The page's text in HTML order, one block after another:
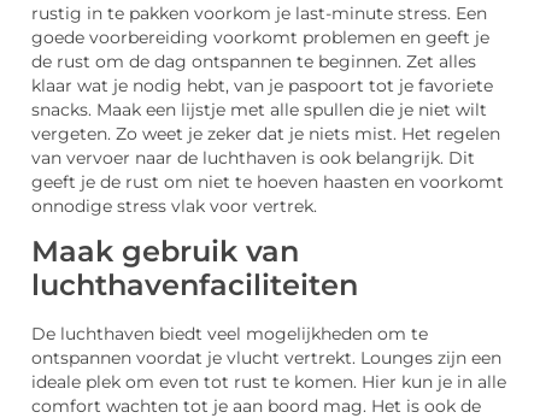
rustig in te pakken voorkom je last-minute stress. Een
goede voorbereiding voorkomt problemen en geeft je
de rust om de dag ontspannen te beginnen. Zet alles
klaar wat je nodig hebt, van je paspoort tot je favoriete
snacks. Maak een lijstje met alle spullen die je niet wilt
vergeten. Zo weet je zeker dat je niets mist. Het regelen
van vervoer naar de luchthaven is ook belangrijk. Dit
geeft je de rust om niet te hoeven haasten en voorkomt
onnodige stress vlak voor vertrek.
Maak gebruik van
luchthavenfaciliteiten
De luchthaven biedt veel mogelijkheden om te
ontspannen voordat je vlucht vertrekt. Lounges zijn een
ideale plek om even tot rust te komen. Hier kun je in alle
comfort wachten tot je aan boord mag. Het is ook de